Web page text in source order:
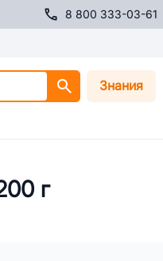
8 800 333-03-61
Знания
г